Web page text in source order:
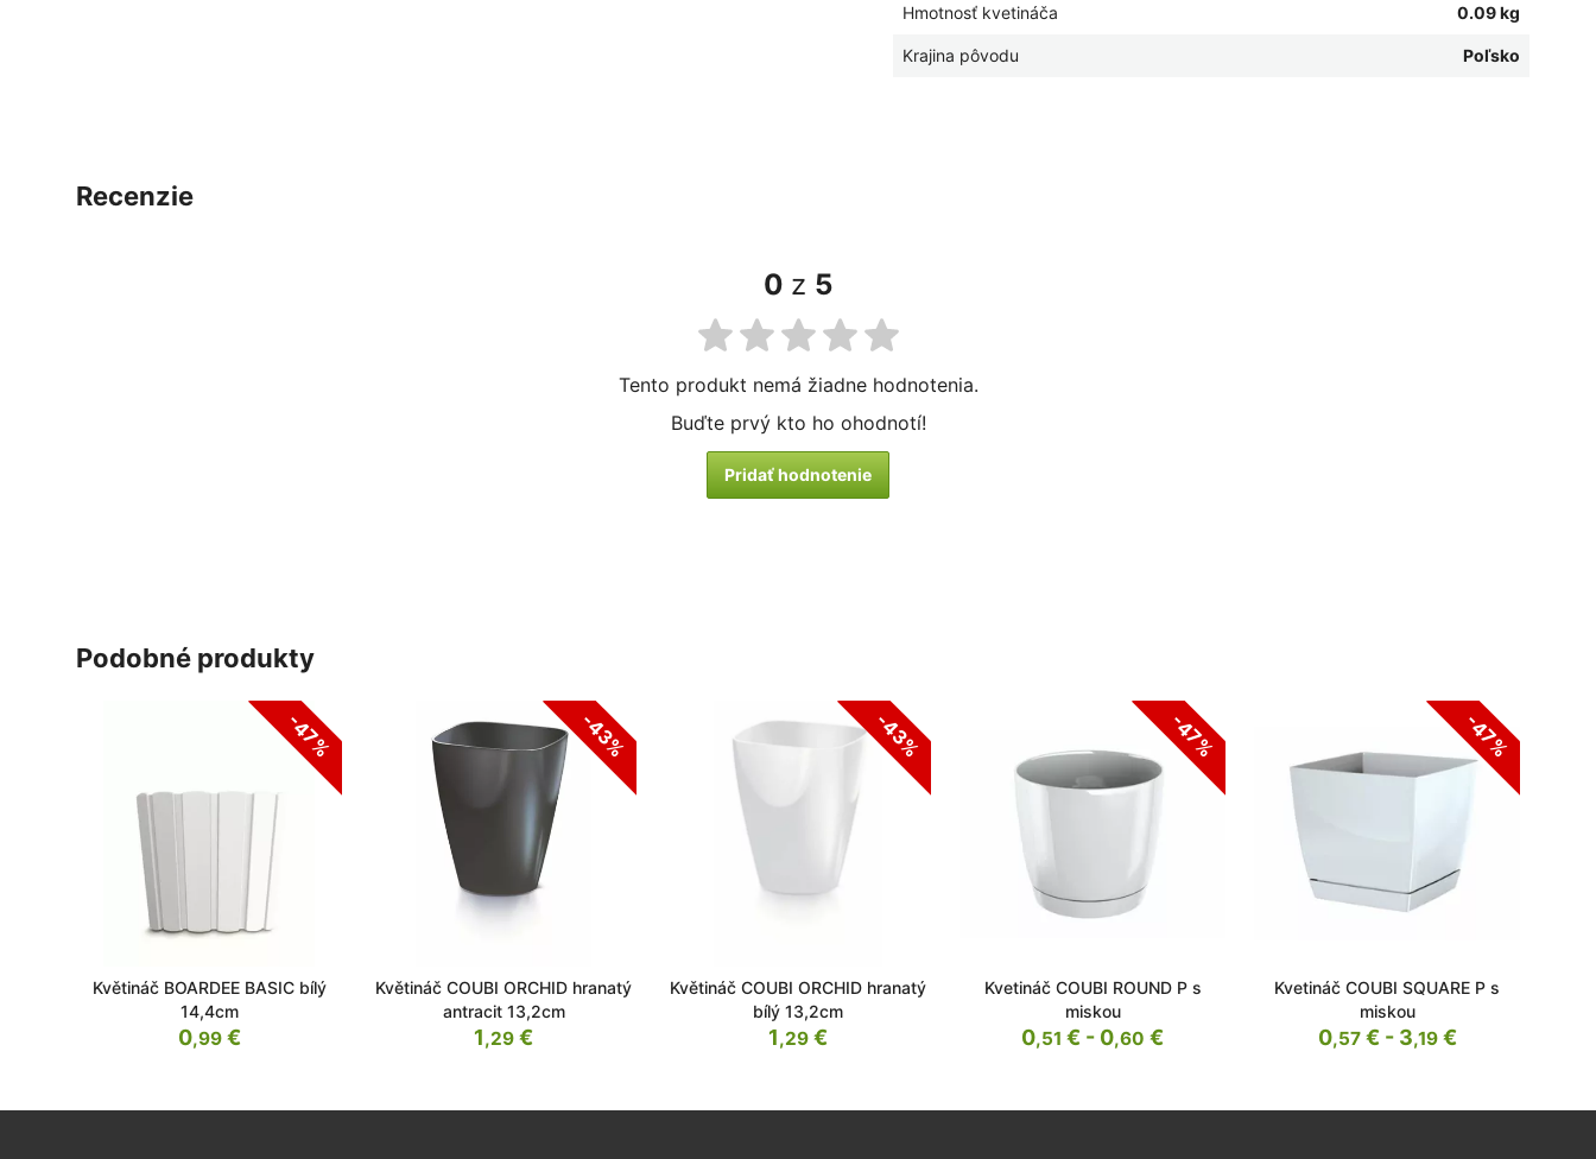
Hmotnosť kvetináča 0.09 kg
Krajina pôvodu Poľsko
recenzie
0 z 5
Tento produkt nemá žiadne hodnotenia.
Buďte prvý kto ho ohodnotí!
Pridať hodnotenie
podobné produkty
-47%
Květináč BOARDEE BASIC bílý
14,4cm
0,99€
-43%
Květináč COUBI ORCHID hranatý
antracit 13,2cm
1,29 €
-43%
Květináč COUBI ORCHID hranatý
bílý 13,2cm
1,29 €
-47%
Kvetináč COUBI ROUND P s
miskou
0,51 € - 0,60 €
-47%
Kvetináč COUBI SQUARE P s
miskou
0,57€ - 3,19€